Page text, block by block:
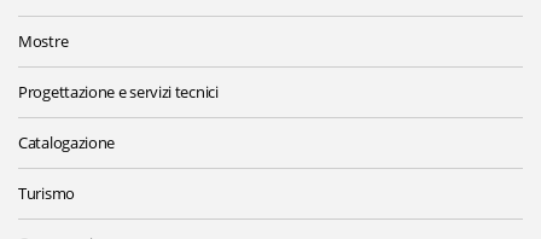
Mostre
Progettazione e servizi tecnici
Catalogazione
Turismo